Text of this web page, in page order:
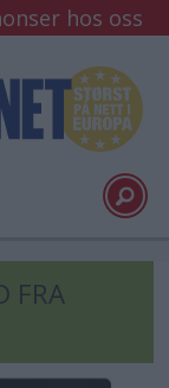
hos oss
FRA